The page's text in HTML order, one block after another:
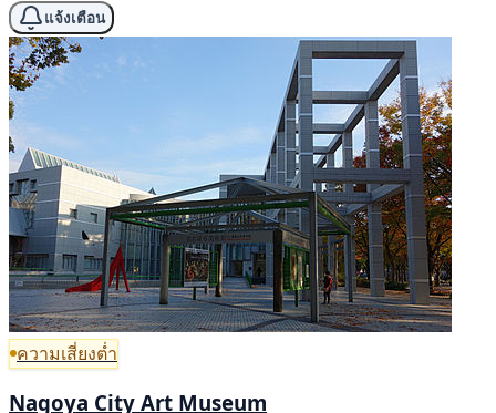
แจ้งเตือน
ความเสี่ยงต่ำ
Nagoya City Art Museum